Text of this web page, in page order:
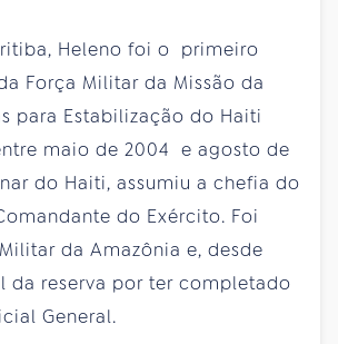
Heleno foi o primeiro
Força Militar da Missão da
para Estabilização do Haiti
maio de 2004 e agosto de
do Haiti, assumiu a chefia do
do Exército. Foi
da Amazônia e, desde
da reserva por ter completado
General.